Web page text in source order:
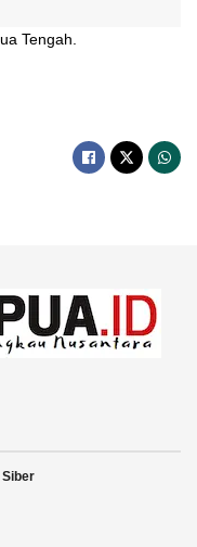
Tengah.
Siber